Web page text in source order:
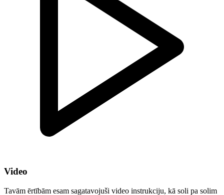
Video
Tavām ērtībām esam sagatavojuši video instrukciju, kā soli pa solim